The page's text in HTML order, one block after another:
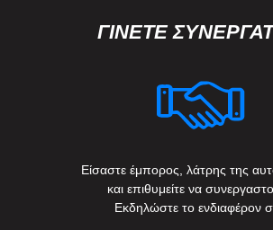
ΓΙΝΕΤΕ
Είσαστε έμπορος, λάτρης της
και επιθυμείτε να
Εκδηλώστε το ενδιαφέρον